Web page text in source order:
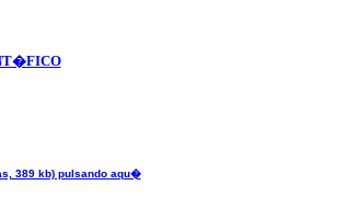
389 kb) pulsando aqu�